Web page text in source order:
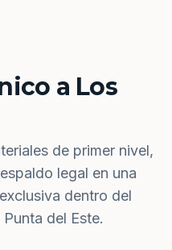
a Los
de primer nivel,
legal en una
dentro del
del Este.